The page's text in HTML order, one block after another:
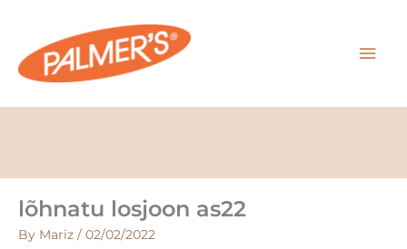
content
lõhnatu losjoon as22
By Mariz / 02/02/2022